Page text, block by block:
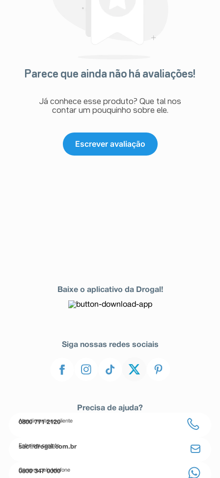
Parece que ainda não há avaliações!
Já conhece esse produto? Que tal nos
contar um pouquinho sobre ele.
Escrever avaliação
Baixe o aplicativo da Drogal!
Siga nossas redes sociais
Precisa de ajuda?
Atendimento ao cliente
0800 771 2120
Entre em contato
sac@drogal.com.br
Compre pelo telefone
0800 347 0000